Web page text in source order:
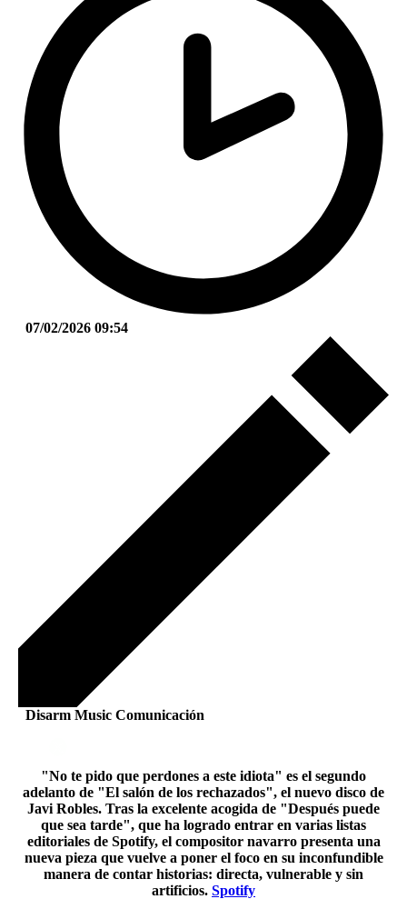
07/02/2026 09:54
Disarm Music Comunicación
"No te pido que perdones a este idiota" es el segundo
adelanto de "El salón de los rechazados", el nuevo disco de
Javi Robles. Tras la excelente acogida de "Después puede
que sea tarde", que ha logrado entrar en varias listas
editoriales de Spotify, el compositor navarro presenta una
nueva pieza que vuelve a poner el foco en su inconfundible
manera de contar historias: directa, vulnerable y sin
artificios. Spotify